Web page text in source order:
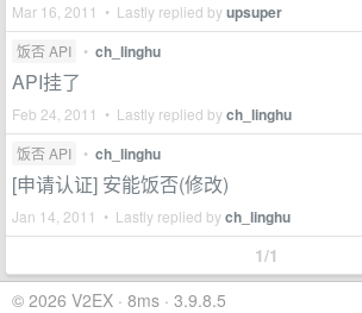
Mar 16, 2011 • Lastly replied byupsuper
饭否 API • ch_linghu
API挂了
Feb 24, 2011 • Lastly replied bych_linghu
饭否 API • ch_linghu
[申请认证] 安能饭否(修改)
Jan 14, 2011 • Lastly replied bych_linghu
1/1
© 2026 V2EX · 8ms · 3.9.8.5